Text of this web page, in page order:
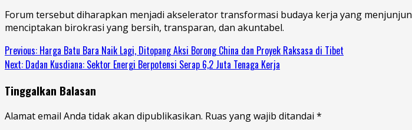
Forum tersebut diharapkan menjadi akselerator transformasi budaya kerja yang
menciptakan birokrasi yang bersih, transparan, dan akuntabel.
Previous: Harga Batu Bara Naik Lagi, Ditopang Aksi Borong China dan Proyek Raksasa di Tibet
Next: Dadan Kusdiana: Sektor Energi Berpotensi Serap 6,2 Juta Tenaga Kerja
Tinggalkan Balasan
Alamat email Anda tidak akan dipublikasikan. Ruas yang wajib ditandai *